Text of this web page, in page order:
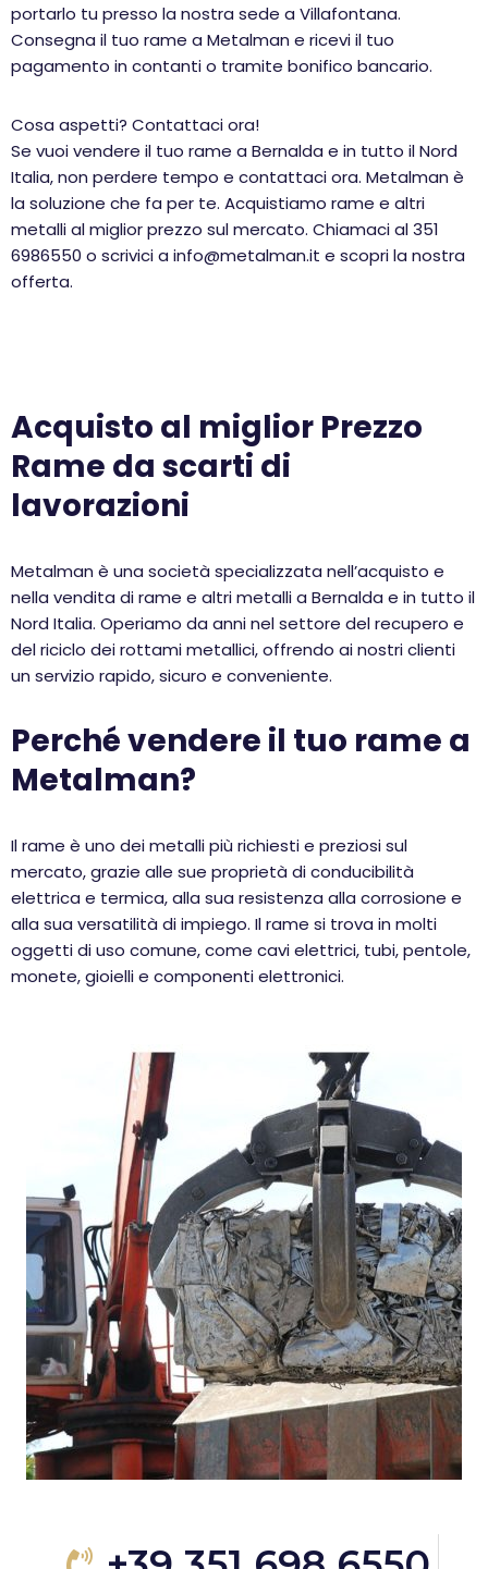
portarlo tu presso la nostra sede a Villafontana.
Consegna il tuo rame a Metalman e ricevi il tuo
pagamento in contanti o tramite bonifico bancario.
Cosa aspetti? Contattaci ora!
Se vuoi vendere il tuo rame a Bernalda e in tutto il Nord
Italia, non perdere tempo e contattaci ora. Metalman è
la soluzione che fa per te. Acquistiamo rame e altri
metalli al miglior prezzo sul mercato. Chiamaci al 351
6986550 o scrivici a info@metalman.it e scopri la nostra
offerta.
Acquisto al miglior Prezzo
Rame da scarti di
lavorazioni
Metalman è una società specializzata nell’acquisto e
nella vendita di rame e altri metalli a Bernalda e in tutto il
Nord Italia. Operiamo da anni nel settore del recupero e
del riciclo dei rottami metallici, offrendo ai nostri clienti
un servizio rapido, sicuro e conveniente.
Perché vendere il tuo rame a
Metalman?
Il rame è uno dei metalli più richiesti e preziosi sul
mercato, grazie alle sue proprietà di conducibilità
elettrica e termica, alla sua resistenza alla corrosione e
alla sua versatilità di impiego. Il rame si trova in molti
oggetti di uso comune, come cavi elettrici, tubi, pentole,
monete, gioielli e componenti elettronici.